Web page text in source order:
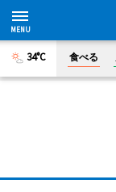
34°C 食べる